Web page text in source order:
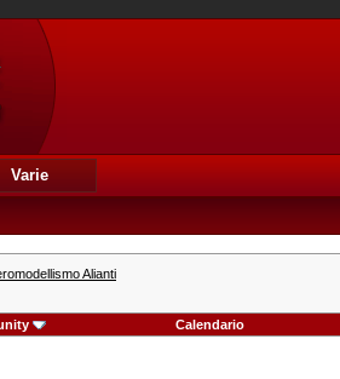
Varie
Alianti
Calendario